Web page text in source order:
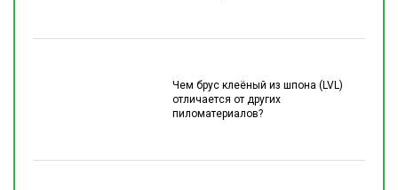
Чем брус клеёный из шпона (LVL)
отличается от других
пиломатериалов?